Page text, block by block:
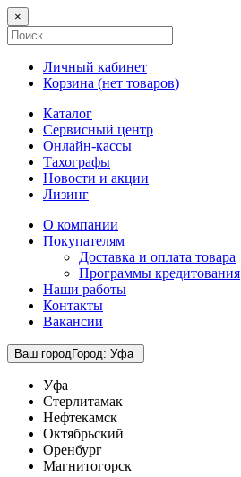
×
Личный кабинет
Корзина (нет товаров)
Каталог
Сервисный центр
Онлайн-кассы
Тахографы
Новости и акции
Лизинг
О компании
Покупателям
Доставка и оплата товара
Программы кредитования
Наши работы
Контакты
Вакансии
Ваш городГород: Уфа
Уфа
Стерлитамак
Нефтекамск
Октябрьский
Оренбург
Магнитогорск